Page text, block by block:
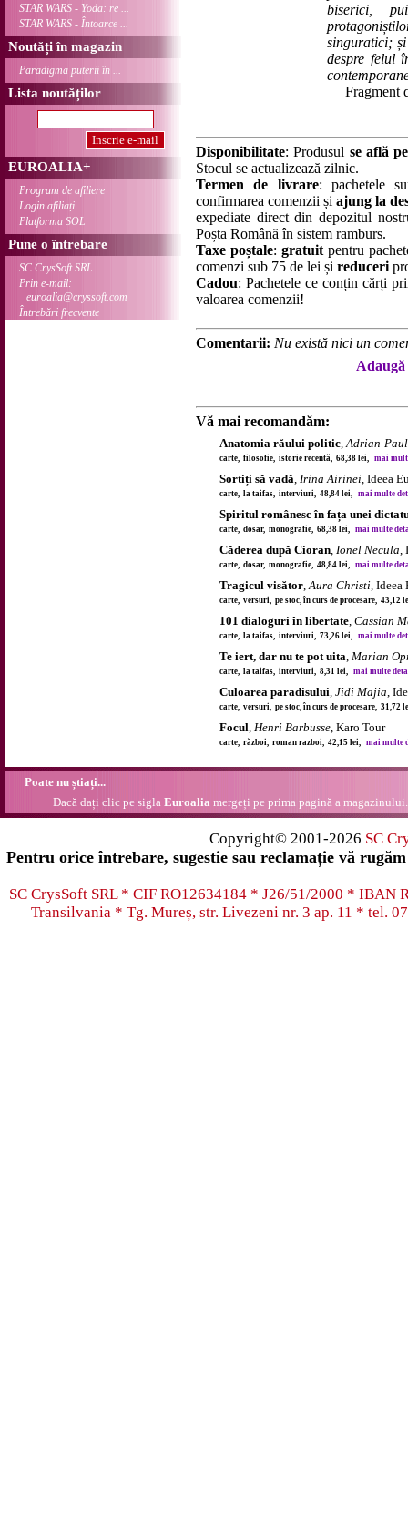
STAR WARS - Yoda: re ...
STAR WARS - Întoarce ...
Noutăți în magazin
Paradigma puterii în ...
Lista noutăților
EUROALIA+
Program de afiliere
Login afiliați
Platforma SOL
Pune o întrebare
SC CrysSoft SRL
Prin e-mail:
euroalia@cryssoft.com
Întrebări frecvente
biserici,
singuratici;
despre felul
Fragment
Disponibilitate: Produsul se află
Stocul se actualizează zilnic.
Termen de livrare: pachetele
confirmarea comenzii șiajung la
expediate direct din depozitul
Poșta Română în sistem ramburs.
Taxe poștale: gratuitpentru
comenzi sub 75 de lei și reduceri
Cadou: Pachetele ce conțin cărți
valoarea comenzii!
Comentarii: Nu există nici un
Vă mai recomandăm:
Anatomia răului politic,Adrian-
carte, filosofie, istorie recentă, 68,38 lei, mai
Sortiți să vadă, Irina Airinei, Ideea
carte, la taifas, interviuri, 48,84 lei, mai multe
Spiritul românesc în fața unei
carte, dosar, monografie, 68,38 lei, mai multe
Căderea după Cioran, Ionel Necula,
carte, dosar, monografie, 48,84 lei, mai multe
Tragicul visător,Aura Christi, Ideea
carte, versuri, pe stoc, în curs de procesare, 43,12
101 dialoguri în libertate, Cassian
carte, la taifas, interviuri, 73,26 lei, mai multe
Te iert, dar nu te pot uita, Marian
carte, la taifas, interviuri, 8,31 lei, mai multe
Culoarea paradisului, Jidi Majia,
carte, versuri, pe stoc, în curs de procesare, 31,72
Focul, Henri Barbusse, Karo Tour
carte, război, roman razboi, 42,15 lei, mai multe
Poate nu știați...
Dacă dați clic pe sigla Euroalia mergeți pe prima pagină a
Copyright© 2001-2026 SC
Pentru orice întrebare, sugestie sau reclamație vă
SC CrysSoft SRL * CIF RO12634184 * J26/51/2000 * IBAN
Transilvania * Tg. Mureș, str. Livezeni nr. 3 ap. 11 * tel.